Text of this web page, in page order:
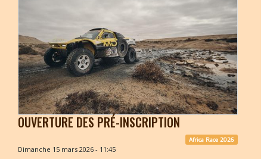
OUVERTURE DES PRÉ-INSCRIPTION
Africa Race 2026
Dimanche 15 mars 2026 - 11:45